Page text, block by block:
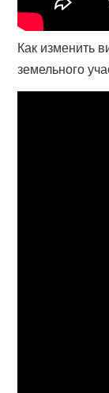
Как изменить
земельного